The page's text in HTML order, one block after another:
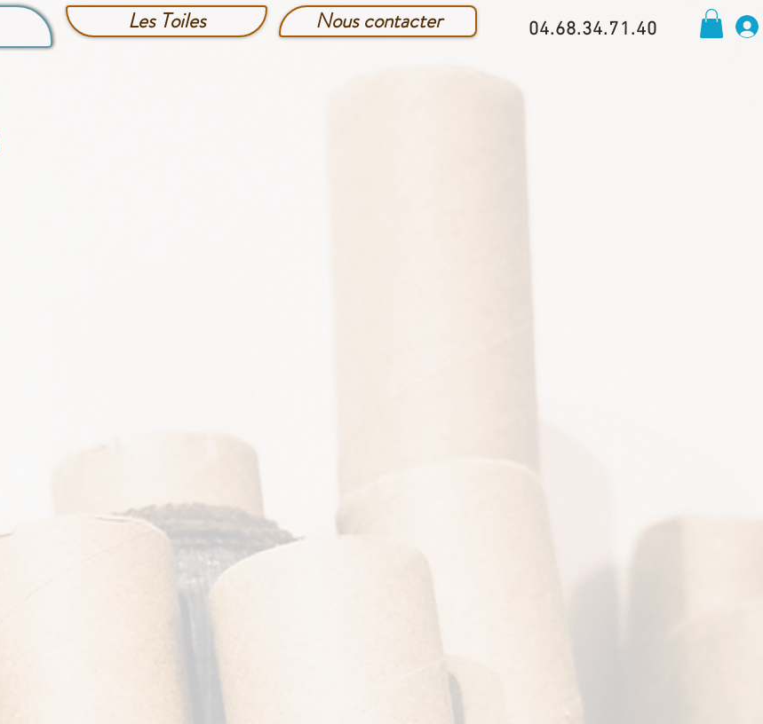
Les Toiles Nous contacter 04.68.34.71.40